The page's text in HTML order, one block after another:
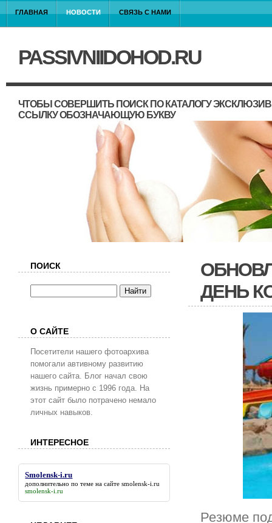
ГЛАВНАЯ НОВОСТИ СВЯЗЬ С НАМИ
PASSIVNIIDOHOD.RU
ЧТОБЫ СОВЕРШИТЬ ПОИСК ПО КАТАЛОГУ
ССЫЛКУ ОБОЗНАЧАЮЩУЮ БУКВУ
ДЕНЬ
Резюме
ПОИСК
О САЙТЕ
Посетители нашего фотоархива
помогали автивному развитию
нашего сайта. Блог начал свою
жизнь примерно с 1996 года. На
этот сайт было потрачено немало
личных навыков.
ИНТЕРЕСНОЕ
Smolensk-i.ru
дополнительно по теме на сайтеsmolensk-i.ru
smolensk-i.ru